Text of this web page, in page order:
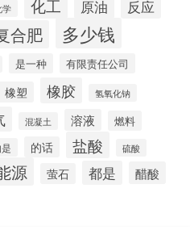
学 化工 原油 反应
合肥 多少钱
是一种 有限责任公司
橡塑 橡胶 氢氧化钠
混凝土 溶液 燃料
的话 盐酸 硫酸
源 萤石 都是 醋酸